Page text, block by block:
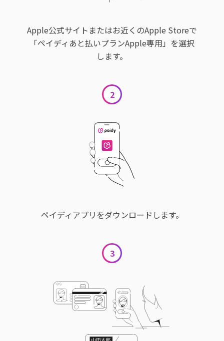
Apple公式サイトまたはお近くのApple Storeで
「ペイディあと払いプランApple専用」を選択
します。
2
ペイディアプリをダウンロードします。
3